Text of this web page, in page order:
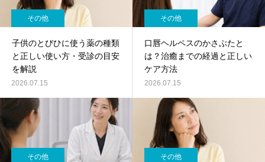
その他
子供のとびひに使う薬の種類
と正しい使い方・受診の目安
を解説
2026.07.15
その他
口唇ヘルペスのかさぶたと
は？治癒までの経過と正しい
ケア方法
2026.07.15
その他 その他